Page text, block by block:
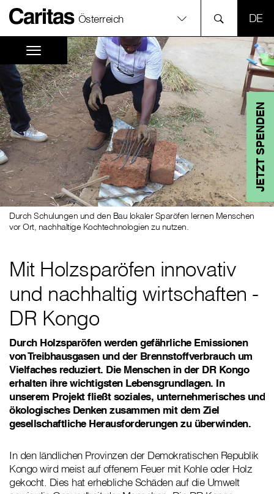
Österreich
JETZT SPENDEN
Durch Schulungen und den Bau lokaler Sparöfen lernen Menschen
vor Ort, nachhaltige Kochtechnologien zu nutzen.
Mit Holzsparöfen innovativ
und nachhaltig wirtschaften -
DR Kongo
Durch Holzsparöfen werden gefährliche Emissionen
von Treibhausgasen und der Brennstoffverbrauch um
Vielfaches reduziert. Die Menschen in der DR Kongo
erhalten ihre wichtigsten Lebensgrundlagen. In
unserem Projekt fließt soziales, unternehmerisches und
ökologisches Denken zusammen mit dem Ziel
gesellschaftliche Herausforderungen zu überwinden.
In den ländlichen Provinzen der Demokratischen Republik
Kongo wird meist auf offenem Feuer mit Kohle oder Holz
gekocht. Dies hat erhebliche Schäden auf die Umwelt